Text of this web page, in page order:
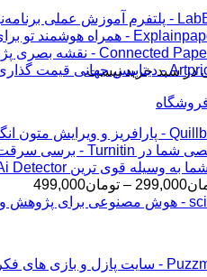
در سبد خرید نیست.
299,000
– تومان499,000
قیمت: